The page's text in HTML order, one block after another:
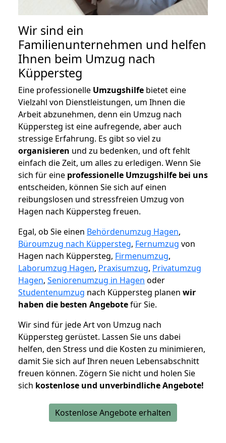
Wir sind ein
Familienunternehmen und helfen
Ihnen beim Umzug nach
Küppersteg
Eine professionelle Umzugshilfe bietet eine
Vielzahl von Dienstleistungen, um Ihnen die
Arbeit abzunehmen, denn ein Umzug nach
Küppersteg ist eine aufregende, aber auch
stressige Erfahrung. Es gibt so viel zu
organisieren und zu bedenken, und oft fehlt
einfach die Zeit, um alles zu erledigen. Wenn Sie
sich für eine professionelle Umzugshilfe bei uns
entscheiden, können Sie sich auf einen
reibungslosen und stressfreien Umzug von
Hagen nach Küppersteg freuen.
Egal, ob Sie einen Behördenumzug Hagen,
Büroumzug nach Küppersteg, Fernumzug von
Hagen nach Küppersteg, Firmenumzug,
Laborumzug Hagen, Praxisumzug, Privatumzug
Hagen, Seniorenumzug in Hagen oder
Studentenumzug nach Küppersteg planen wir
haben die besten Angebotefür Sie.
Wir sind für jede Art von Umzug nach
Küppersteg gerüstet. Lassen Sie uns dabei
helfen, den Stress und die Kosten zu minimieren,
damit Sie sich auf Ihren neuen Lebensabschnitt
freuen können. Zögern Sie nicht und holen Sie
sich kostenlose und unverbindliche Angebote!
Kostenlose Angebote erhalten